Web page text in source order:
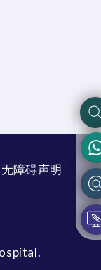
无障碍声明